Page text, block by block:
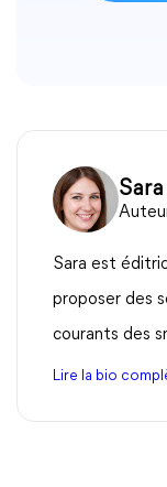
Sara
Sara est
proposer des
courants des
Lire la bio